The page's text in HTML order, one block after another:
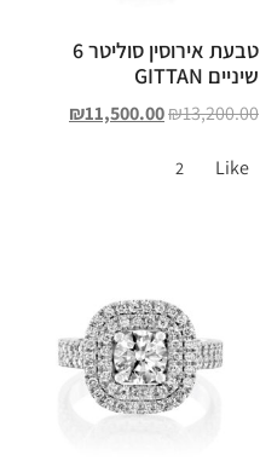
טבעת אירוסין סוליטר 6
שיניים GITTAN
₪13,200.00
₪11,500.00
Like
2